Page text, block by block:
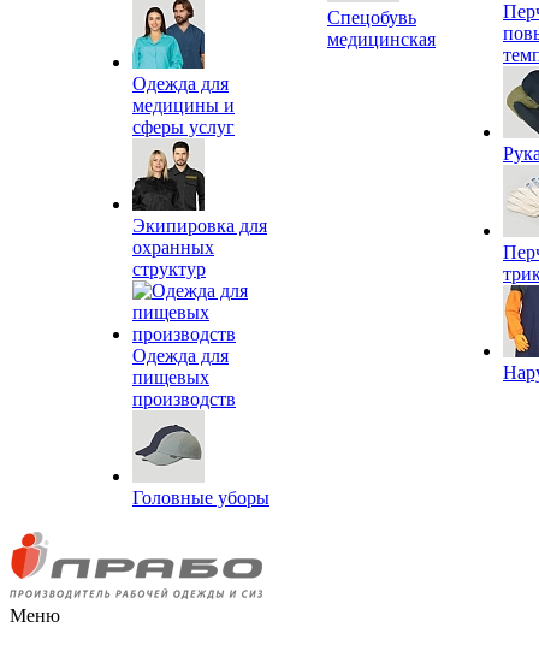
Одежда для
медицины и
сферы услуг
Экипировка для
охранных
структур
Одежда для
пищевых
производств
Головные уборы
Спецобувь
медицинская
Меню